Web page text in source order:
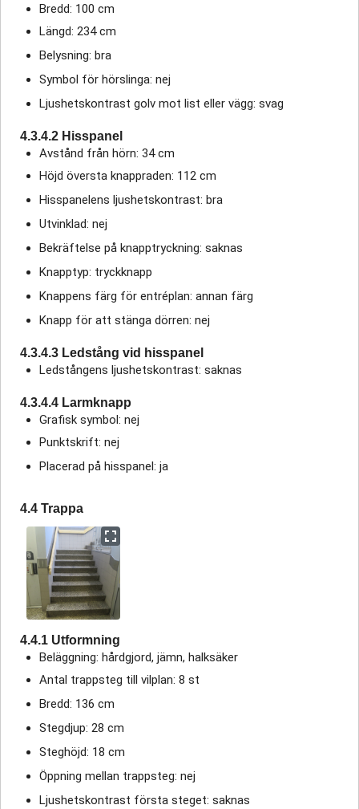
Bredd: 100 cm
Längd: 234 cm
Belysning: bra
Symbol för hörslinga: nej
Ljushetskontrast golv mot list eller vägg: svag
4.3.4.2 Hisspanel
Avstånd från hörn: 34 cm
Höjd översta knappraden: 112 cm
Hisspanelens ljushetskontrast: bra
Utvinklad: nej
Bekräftelse på knapptryckning: saknas
Knapptyp: tryckknapp
Knappens färg för entréplan: annan färg
Knapp för att stänga dörren: nej
4.3.4.3 Ledstång vid hisspanel
Ledstångens ljushetskontrast: saknas
4.3.4.4 Larmknapp
Grafisk symbol: nej
Punktskrift: nej
Placerad på hisspanel: ja
4.4 Trappa
4.4.1 Utformning
Beläggning: hårdgjord, jämn, halksäker
Antal trappsteg till vilplan: 8 st
Bredd: 136 cm
Stegdjup: 28 cm
Steghöjd: 18 cm
Öppning mellan trappsteg: nej
Ljushetskontrast första steget: saknas